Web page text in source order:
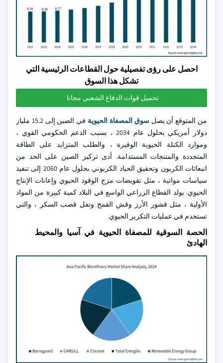
احصل على رؤى تفصيلية حول القطاعات الرئيسية التي
تشكل هذا السوق
تحميل قوات الدفاع الشعبي مجانا
من المتوقع أن يصلسوق المصفاة الحيوية
في الصين إلى 15.2 مليار
دولار أمريكي بحلول عام 2034 ، بسبب الدعم الحكومي القوي ،
وموارد الكتلة الحيوية الوفيرة ، والطلب المتزايد على الطاقة
المتجددة والمنتجات المستدامة. أدى تركيز الصين على الحد من
انبعاثات الكربون وتحقيق الحياد الكربوني بحلول عام 2060 إلى تنفيذ
سياسات مواتية ، مثل تفويضات مزج الوقود الحيوي وإعانات الإنتاج
الحيوي. يولد القطاع الزراعي الواسع في البلاد كمية كبيرة من المواد
الأولية ، مثل قشور الأرز وقش القمح وتفل قصب السكر ، والتي
تستخدم في عمليات التكرير الحيوي.
الحصة السوقية للمصفاة الحيوية في آسيا والمحيط
الهادئ